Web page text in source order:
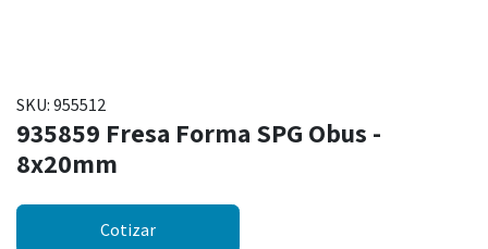
SKU: 955512
935859 Fresa Forma SPG Obus -
8x20mm
Cotizar